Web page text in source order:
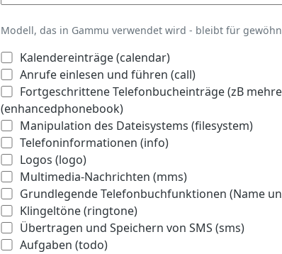
Modell, das in Gammu verwendet wird - bleibt für
Kalendereinträge (calendar)
Anrufe einlesen und führen (call)
Fortgeschrittene Telefonbucheinträge (zB
(enhancedphonebook)
Manipulation des Dateisystems (filesystem)
Telefoninformationen (info)
Logos (logo)
Multimedia-Nachrichten (mms)
Grundlegende Telefonbuchfunktionen (Name
Klingeltöne (ringtone)
Übertragen und Speichern von SMS (sms)
Aufgaben (todo)